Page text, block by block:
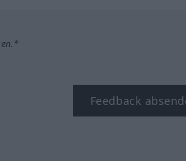
Feedback